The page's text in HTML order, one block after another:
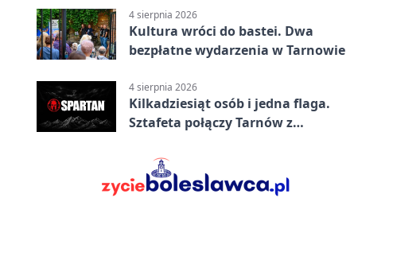
4 sierpnia 2026
Kultura wróci do bastei. Dwa
bezpłatne wydarzenia w Tarnowie
4 sierpnia 2026
Kilkadziesiąt osób i jedna flaga.
Sztafeta połączy Tarnów z